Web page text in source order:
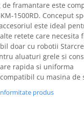
de framantare este
1500RD. Conceput
este ideal
retete care necesita
doar cu robotii
aluaturi grele si
rapida si uniforma
cu masina de
produs